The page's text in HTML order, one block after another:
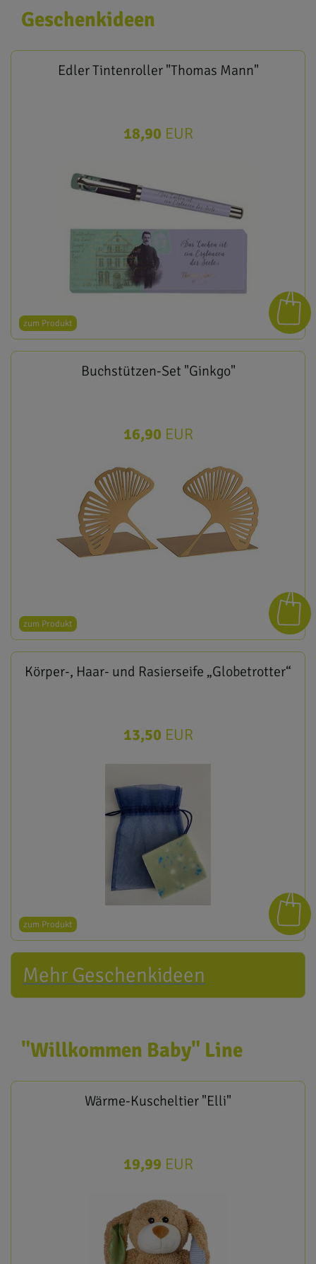
Geschenkideen
Edler Tintenroller "Thomas Mann"
18,90 EUR
zum Produkt
Buchstützen-Set "Ginkgo"
16,90 EUR
zum Produkt
Körper-, Haar- und Rasierseife „Globetrotter“
13,50 EUR
zum Produkt
Mehr Geschenkideen
"Willkommen Baby" Line
Wärme-Kuscheltier "Elli"
19,99 EUR